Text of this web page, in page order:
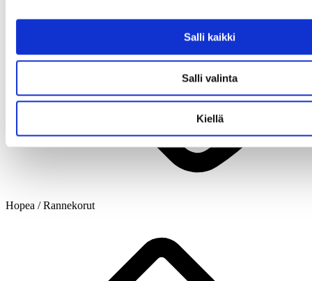
Salli kaikki
Salli valinta
Kiellä
Hopea / Rannekorut